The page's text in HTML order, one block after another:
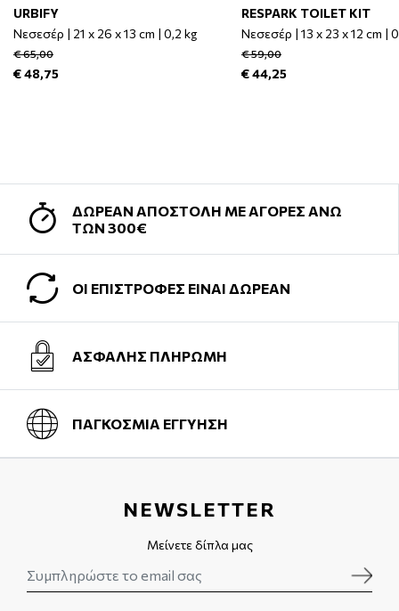
URBIFY
Νεσεσέρ | 21 x 26 x 13 cm | 0,2 kg
€ 65,00
€ 48,75
RESPARK TOILET KIT
Νεσεσέρ | 13 x 23 x 12 cm |
€ 59,00
€ 44,25
ΔΩΡΕΑΝ ΑΠΟΣΤΟΛΗ ΜΕ ΑΓΟΡΕΣ ΑΝΩ
ΤΩΝ 300€
ΟΙ ΕΠΙΣΤΡΟΦΕΣ ΕΙΝΑΙ ΔΩΡΕΑΝ
ΑΣΦΑΛΗΣ ΠΛΗΡΩΜΗ
ΠΑΓΚΟΣΜΙΑ ΕΓΓΥΗΣΗ
NEWSLETTER
Μείνετε δίπλα μας